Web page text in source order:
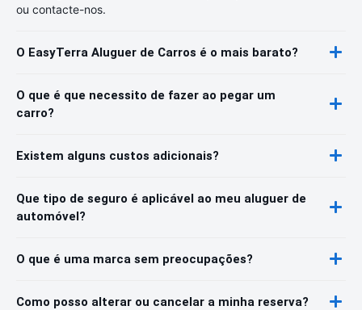
ou contacte-nos.
O EasyTerra Aluguer de Carros é o mais barato?
O que é que necessito de fazer ao pegar um
carro?
Existem alguns custos adicionais?
Que tipo de seguro é aplicável ao meu aluguer de
automóvel?
O que é uma marca sem preocupações?
Como posso alterar ou cancelar a minha reserva?